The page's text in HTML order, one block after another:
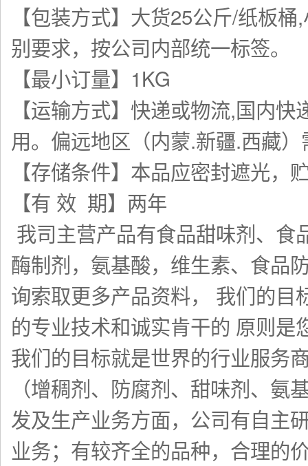
【包装方式】大货25公斤/纸板
别要求，按公司内部统一标签。
【最小订量】1KG
【运输方式】快递或物流,国内
用。偏远地区（内蒙.新疆.西藏
【存储条件】本品应密封遮光
【有 效 期】两年
我司主营产品有食品甜味剂、
酶制剂，氨基酸，维生素、食品
询索取更多产品资料， 我们的目
的专业技术和诚实肯干的 原则
我们的目标就是世界的行业服务
（增稠剂、防腐剂、甜味剂、
发及生产业务方面，公司有自主
业务；有较齐全的品种，合理的